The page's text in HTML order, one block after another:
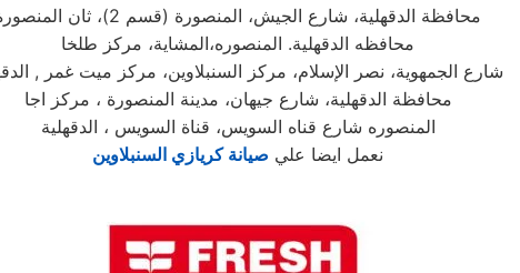
محافظة الدقهلية، شارع الجيش، المنصورة (قسم 2)، ثان المنصورة
محافظه الدقهلية. المنصوره،المشاية، مركز طلخا
شارع الجمهوية، نصر الإسلام، مركز السنبلاوين، مركز ميت غمر ,
محافظة الدقهلية، شارع جيهان، مدينة المنصورة ، مركز اجا
المنصوره شارع قناه السويس، قناة السويس ، الدقهلية
نعمل ايضا علي صيانة كريازي السنبلاوين